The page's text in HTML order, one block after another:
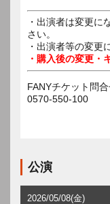
・出演者は変更に
さい。
・出演者等の変更
・購入後の変更・
FANYチケット問
0570-550-100
公演
2026/05/08(金)